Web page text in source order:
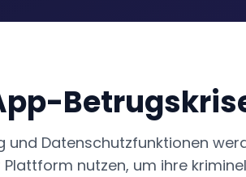
und Datenschutzfunktionen
nutzen, um ihre